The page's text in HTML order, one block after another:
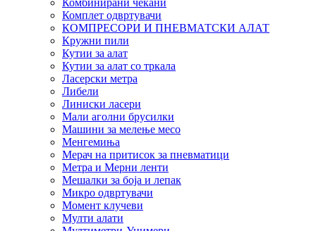
Комплет одвртувачи
КОМПРЕСОРИ И ПНЕВМАТСКИ АЛАТ
Кружни пили
Кутии за алат
Кутии за алат со тркала
Ласерски метра
Либели
Линиски ласери
Мали аголни брусилки
Машини за мелење месо
Менгемиња
Мерач на притисок за пневматици
Метра и Мерни ленти
Мешалки за боја и лепак
Микро одвртувачи
Момент клучеви
Мулти алати